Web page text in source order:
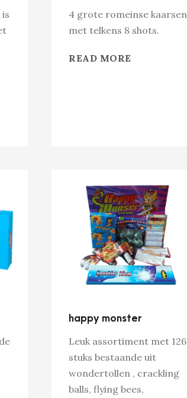
4 grote romeinse kaarsen
met telkens 8 shots.
READ MORE
happy monster
Leuk assortiment met 126
stuks bestaande uit
wondertollen , crackling
balls, flying bees,